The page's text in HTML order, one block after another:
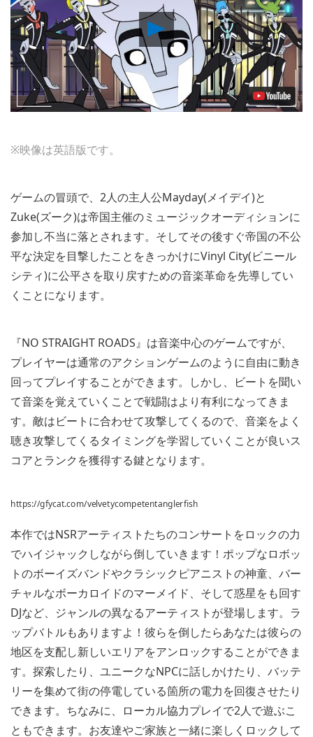
Play
Video
※映像は英語版です。
ゲームの冒頭で、2人の主人公Mayday(メイデイ)と
Zuke(ズーク)は帝国主催のミュージックオーディションに
参加し不当に落とされます。そしてその後すぐ帝国の不公
平な決定を目撃したことをきっかけにVinyl City(ビニール
シティ)に公平さを取り戻すための音楽革命を先導してい
くことになります。
『NO STRAIGHT ROADS』は音楽中心のゲームですが、
プレイヤーは通常のアクションゲームのように自由に動き
回ってプレイすることができます。しかし、ビートを聞い
て音楽を覚えていくことで戦闘はより有利になってきま
す。敵はビートに合わせて攻撃してくるので、音楽をよく
聴き攻撃してくるタイミングを学習していくことが良いス
コアとランクを獲得する鍵となります。
https://gfycat.com/velvetycompetentanglerfish
本作ではNSRアーティストたちのコンサートをロックの力
でハイジャックしながら倒していきます！ポップなロボッ
トのボーイズバンドやクラシックピアニストの神童、バー
チャルなボーカロイドのマーメイド、そして惑星をも回す
DJなど、ジャンルの異なるアーティストが登場します。ラ
ップバトルもありますよ！彼らを倒したらあなたは彼らの
地区を支配し新しいエリアをアンロックすることができま
す。探索したり、ユニークなNPCに話しかけたり、バッテ
リーを集めて街の停電している箇所の電力を回復させたり
できます。ちなみに、ローカル協力プレイで2人で遊ぶこ
ともできます。お友達やご家族と一緒に楽しくロックして